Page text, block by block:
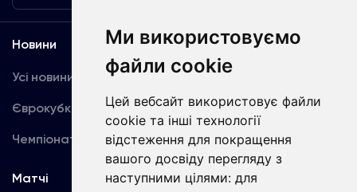
Ми використовуємо
файли cookie
Цей вебсайт використовує файли
cookie та інші технології
відстеження для покращення
вашого досвіду перегляду з
наступними цілями: для
Новини
Усі новини
Єврокубки
Чемпіонат України
Медіа
Динамо TV
Фотогалерея
Акредитація
Матчі Команда